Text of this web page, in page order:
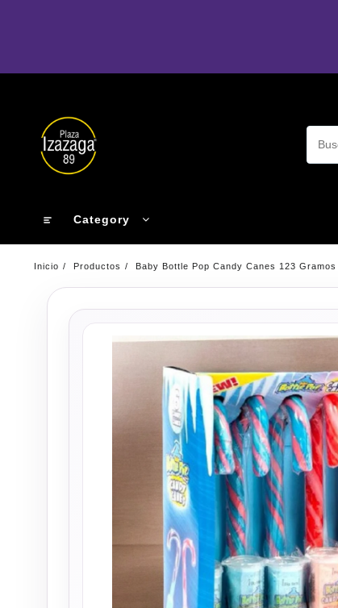
Category
Inicio Productos Baby Bottle Pop Candy Canes 123 Gramos